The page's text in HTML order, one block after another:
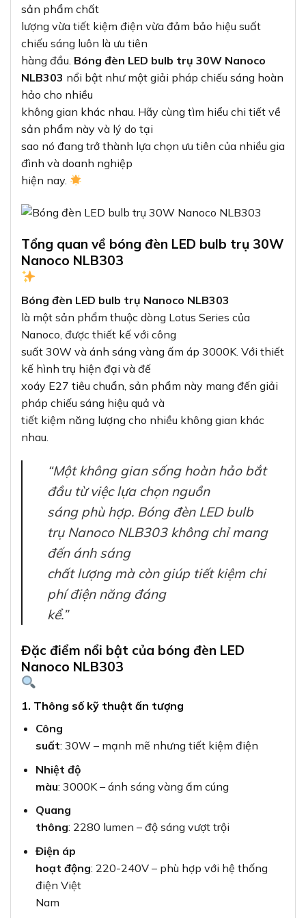
sản phẩm chất
lượng vừa tiết kiệm điện vừa đảm bảo hiệu suất
chiếu sáng luôn là ưu tiên
hàng đầu. Bóng đèn LED bulb trụ 30W Nanoco
NLB303 nổi bật như một giải pháp chiếu sáng hoàn
hảo cho nhiều
không gian khác nhau. Hãy cùng tìm hiểu chi tiết về
sản phẩm này và lý do tại
sao nó đang trở thành lựa chọn ưu tiên của nhiều gia
đình và doanh nghiệp
hiện nay.
Tổng quan về bóng đèn LED bulb trụ 30W
Nanoco NLB303
Bóng đèn LED bulb trụ Nanoco NLB303
là một sản phẩm thuộc dòng Lotus Series của
Nanoco, được thiết kế với công
suất 30W và ánh sáng vàng ấm áp 3000K. Với thiết
kế hình trụ hiện đại và đế
xoáy E27 tiêu chuẩn, sản phẩm này mang đến giải
pháp chiếu sáng hiệu quả và
tiết kiệm năng lượng cho nhiều không gian khác
nhau.
“Một không gian sống hoàn hảo bắt
đầu từ việc lựa chọn nguồn
sáng phù hợp. Bóng đèn LED bulb
trụ Nanoco NLB303 không chỉ mang
đến ánh sáng
chất lượng mà còn giúp tiết kiệm chi
phí điện năng đáng
kể.”
Đặc điểm nổi bật của bóng đèn LED
Nanoco NLB303
1. Thông số kỹ thuật ấn tượng
Công
suất: 30W – mạnh mẽ nhưng tiết kiệm điện
Nhiệt độ
màu: 3000K – ánh sáng vàng ấm cúng
Quang
thông: 2280 lumen – độ sáng vượt trội
Điện áp
hoạt động: 220-240V – phù hợp với hệ thống
điện Việt
Nam